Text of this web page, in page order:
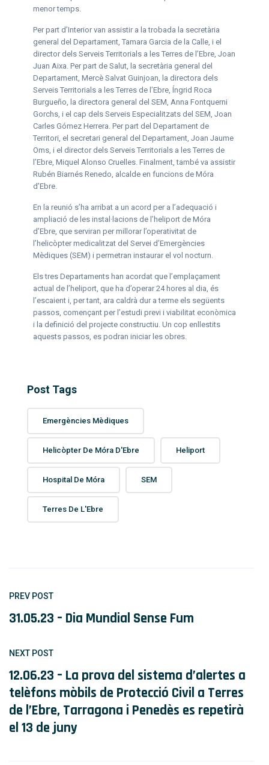
menor temps.
Per part d’Interior van assistir a la trobada la secretària
general del Departament, Tamara Garcia de la Calle, i el
director dels Serveis Territorials a les Terres de l’Ebre, Joan
Juan Aixa. Per part de Salut, la secretària general del
Departament, Mercè Salvat Guinjoan, la directora dels
Serveis Territorials a les Terres de l’Ebre, Íngrid Roca
Burgueño, la directora general del SEM, Anna Fontquerni
Gorchs, i el cap dels Serveis Especialitzats del SEM, Joan
Carles Gómez Herrera. Per part del Departament de
Territori, el secretari general del Departament, Joan Jaume
Oms, i el director dels Serveis Territorials a les Terres de
l’Ebre, Miquel Alonso Cruelles. Finalment, també va assistir
Rubén Biarnés Renedo, alcalde en funcions de Móra
d’Ebre.
En la reunió s’ha arribat a un acord per a l’adequació i
ampliació de les instal·lacions de l’heliport de Móra
d’Ebre, que serviran per millorar l’operativitat de
l’helicòpter medicalitzat del Servei d’Emergències
Mèdiques (SEM) i permetran instaurar el vol nocturn.
Els tres Departaments han acordat que l’emplaçament
actual de l’heliport, que ha d’operar 24 hores al dia, és
l’escaient i, per tant, ara caldrà dur a terme els següents
passos, començant per l’estudi previ i viabilitat econòmica
i la definició del projecte constructiu. Un cop enllestits
aquests passos, es podran iniciar les obres.
Post Tags
Emergències Mèdiques
Helicòpter De Móra D'Ebre Heliport
Hospital De Móra SEM
Terres De L'Ebre
PREV POST
31.05.23 – Dia Mundial Sense Fum
NEXT POST
12.06.23 – La prova del sistema d’alertes a
telèfons mòbils de Protecció Civil a Terres
de l’Ebre, Tarragona i Penedès es repetirà
el 13 de juny